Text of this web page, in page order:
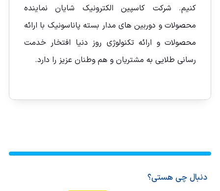
کنیم. شرکت کاسپین الکترونیک شایان نماینده
محصولات و دوربین های مدار بسته پاناسونیک با ارائه
محصولات و ارائه تکنولوژی روز دنیا افتخار خدمت
رسانی طلایی به مشتریان و هم وطنان عزیز را دارد.
دنبال چی هستی؟